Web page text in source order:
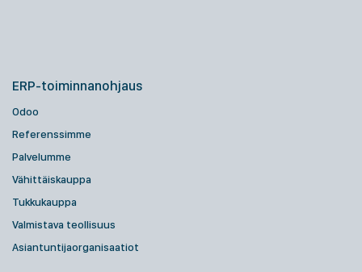
ERP-toiminnanohjaus
Odoo
Referenssimme
Palvelumme
Vähittäiskauppa
Tukkukauppa
Valmistava teollisuus
Asiantuntijaorganisaatiot